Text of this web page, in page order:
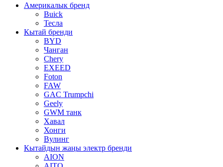
Америкалык бренд
Buick
Тесла
Кытай бренди
BYD
Чанган
Chery
EXEED
Foton
FAW
GAC Trumpchi
Geely
GWM танк
Хавал
Хонги
Вулинг
Кытайдын жаңы электр бренди
AION